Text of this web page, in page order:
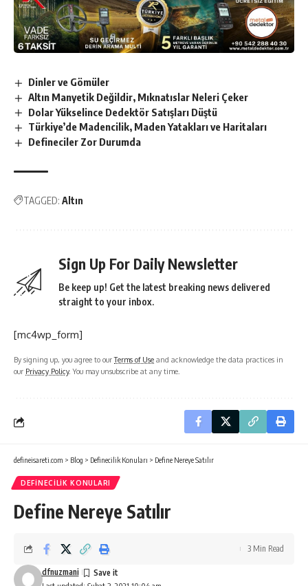
Dinler ve Gömüler
Altın Manyetik Değildir, Mıknatıslar Neleri Çeker
Dolar Yükselince Dedektör Satışları Düştü
Türkiye’de Madencilik, Maden Yatakları ve Haritaları
Defineciler Zor Durumda
TAGGED: Altın
Sign Up For Daily Newsletter
Be keep up! Get the latest breaking news delivered
straight to your inbox.
[mc4wp_form]
By signing up, you agree to ourTerms of Use and acknowledge the data practices in
our Privacy Policy. You may unsubscribe at any time.
defineisareti.com > Blog > Definecilik Konuları > Define Nereye Satılır
DEFINECILIK KONULARI
Define Nereye Satılır
dfnuzmani
3 Min Read